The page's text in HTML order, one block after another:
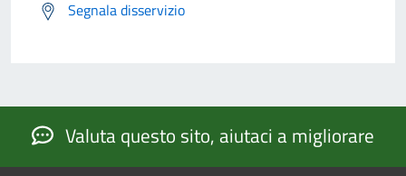
Segnala disservizio
Valuta questo sito, aiutaci a migliorare